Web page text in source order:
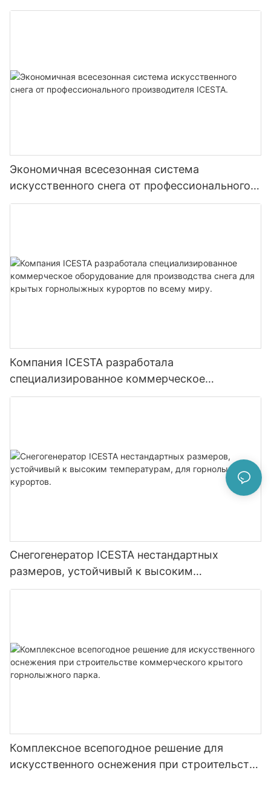
крытого тематического парка снега.
Экономичная всесезонная система
искусственного снега от профессионального
производителя ICESTA.
Компания ICESTA разработала
специализированное коммерческое
оборудование для производства снега для
Снегогенератор ICESTA нестандартных
размеров, устойчивый к высоким
температурам, для горнолыжных курортов.
Комплексное всепогодное решение для
искусственного оснежения при строительстве